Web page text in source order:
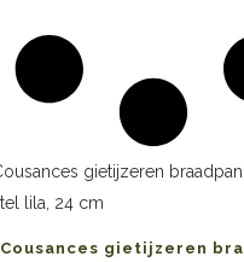
Cousances gietijzeren